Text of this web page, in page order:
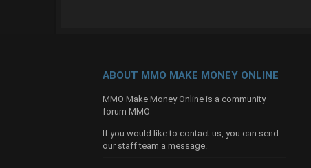
ABOUT MMO MAKE MONEY ONLINE
MMO Make Money Online is a community
forum MMO
If you would like to contact us, you can send
our staff team a message.